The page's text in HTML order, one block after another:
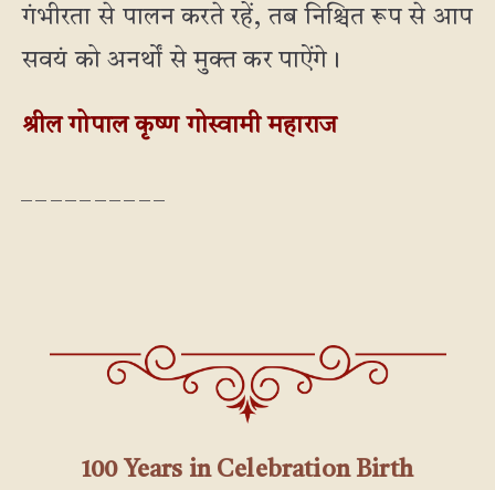
गंभीरता से पालन करते रहें, तब निश्चित रूप से आप
सवयं को अनर्थों से मुक्त कर पाऐंगे।
श्रील गोपाल कृष्ण गोस्वामी महाराज
100 Years in Celebration Birth